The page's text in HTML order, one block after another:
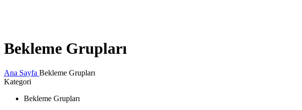
Bekleme Grupları
Ana Sayfa Bekleme Grupları
Kategori
Bekleme Grupları